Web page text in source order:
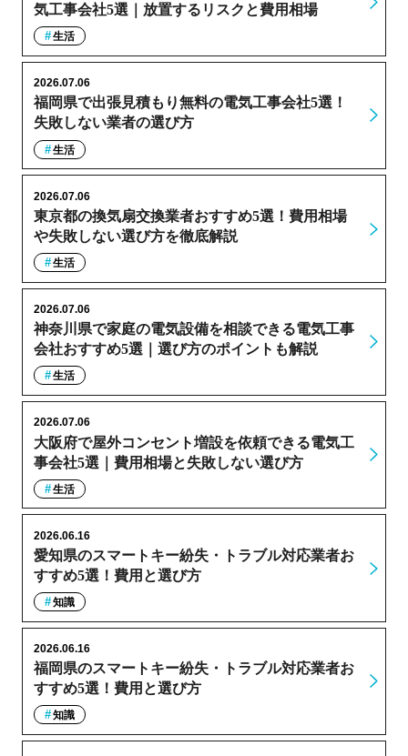
気工事会社5選｜放置するリスクと費用相場
生活
福岡県で出張見積もり無料の電気工事会社5選！
失敗しない業者の選び方
2026.07.06
生活
東京都の換気扇交換業者おすすめ5選！費用相場
や失敗しない選び方を徹底解説
2026.07.06
生活
神奈川県で家庭の電気設備を相談できる電気工事
会社おすすめ5選｜選び方のポイントも解説
2026.07.06
生活
大阪府で屋外コンセント増設を依頼できる電気工
事会社5選｜費用相場と失敗しない選び方
2026.07.06
生活
愛知県のスマートキー紛失・トラブル対応業者お
すすめ5選！費用と選び方
2026.06.16
知識
福岡県のスマートキー紛失・トラブル対応業者お
すすめ5選！費用と選び方
2026.06.16
知識